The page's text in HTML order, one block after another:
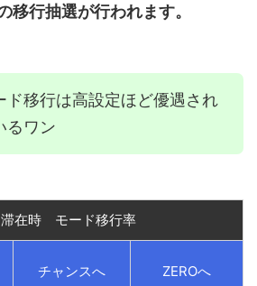
移行抽選が行われます。
ド移行は高設定ほど優遇され
るワン
在時 モード移行率
チャンスへ ZEROへ